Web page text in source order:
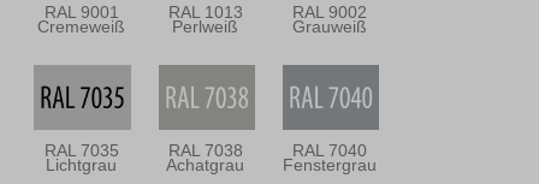
RAL 9001
Cremeweiß
RAL 1013
Perlweiß
RAL 9002
Grauweiß
RAL 7035
Lichtgrau
RAL 7038
Achatgrau
RAL 7040
Fenstergrau